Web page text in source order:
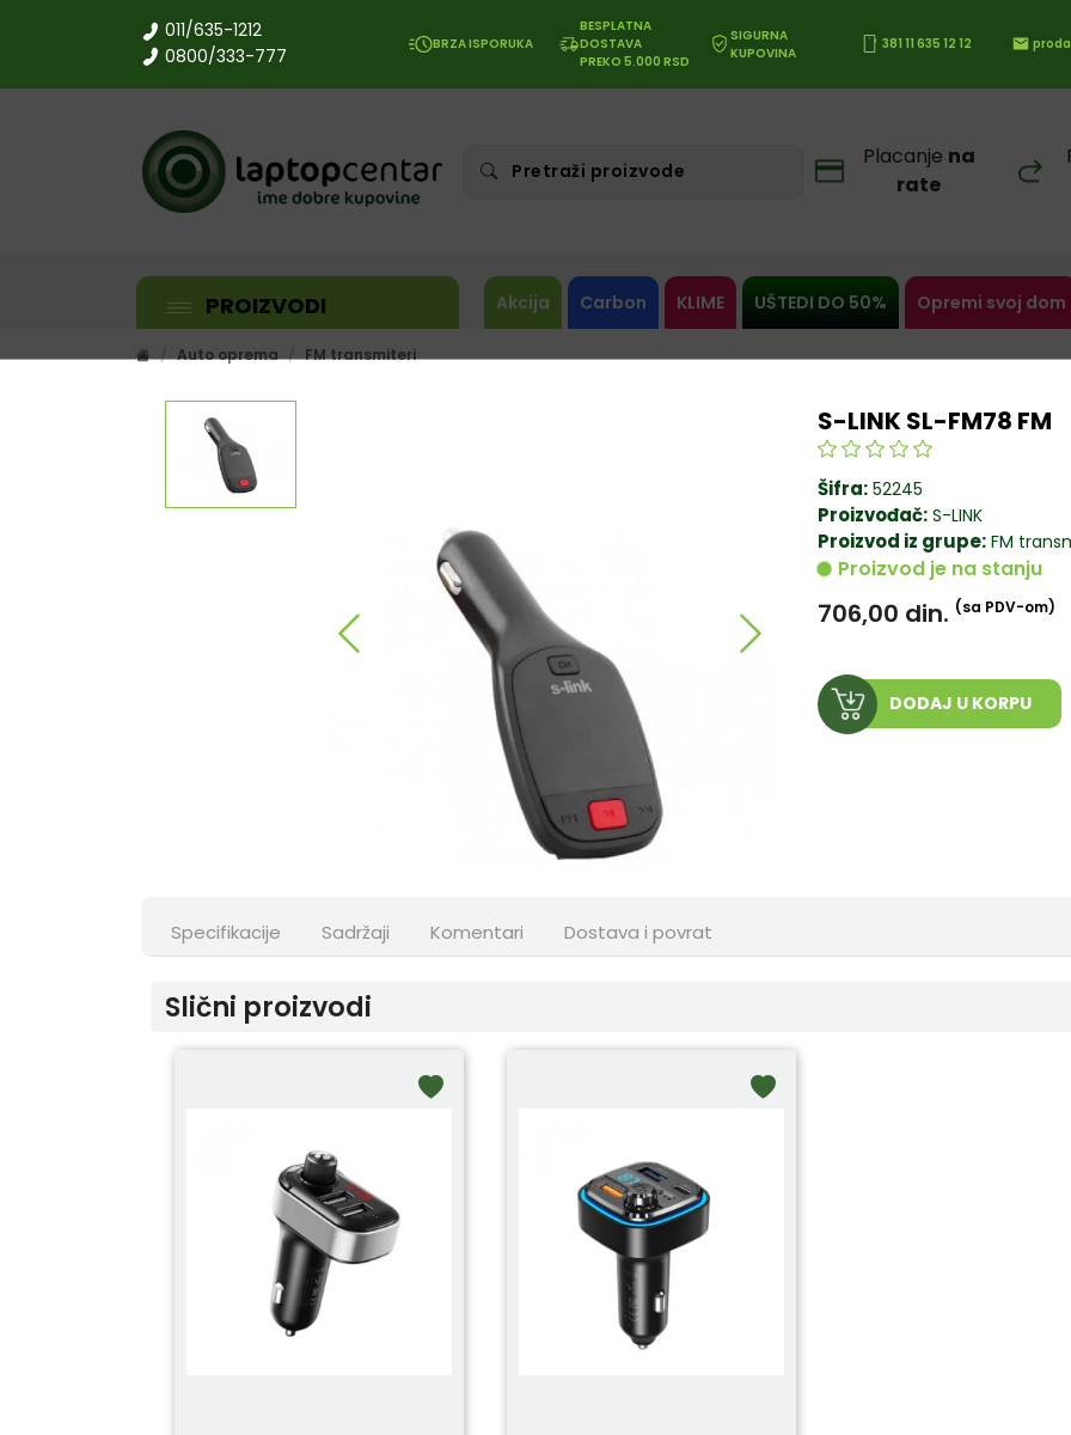
011/635-1212
0800/333-777
BRZA ISPORUKA
BESPLATNA
DOSTAVA
PREKO 5.000 RSD
SIGURNA
KUPOVINA
381 11 635 12 12
Placanje na
rate
PROIZVODI Akcija Carbon KLIME UŠTEDI DO 50% Opremi svoj dom
Auto oprema FM transmiteri
S-LINK SL-FM78 FM
Šifra: 52245
Proizvođač: S-LINK
Proizvod iz grupe: FM
Proizvod je na stanju
706,00 din. (sa PDV-om)
DODAJ U KORPU
Specifikacije Sadržaji Komentari Dostava i povrat
Slični proizvodi